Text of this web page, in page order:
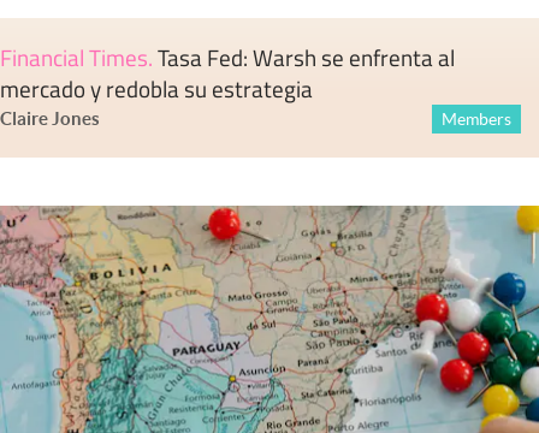
Financial Times.Tasa Fed: Warsh se enfrenta al
mercado y redobla su estrategia
Claire Jones Members